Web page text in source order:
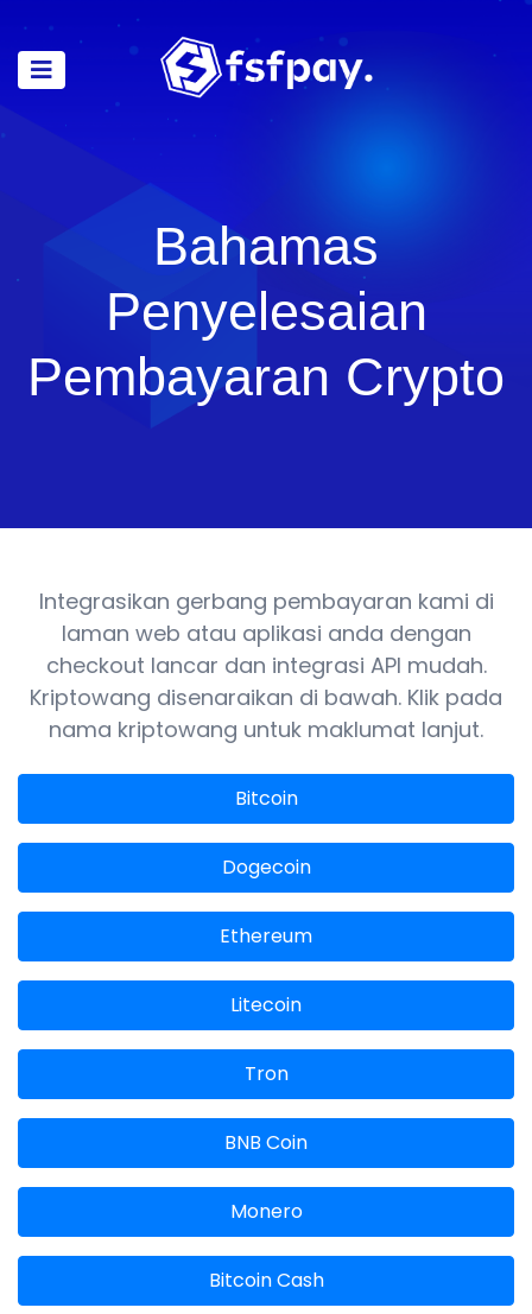
Bahamas
Penyelesaian
Pembayaran Crypto
Integrasikan gerbang pembayaran kami di
laman web atau aplikasi anda dengan
checkout lancar dan integrasi API mudah.
Kriptowang disenaraikan di bawah. Klik pada
nama kriptowang untuk maklumat lanjut.
Bitcoin
Dogecoin
Ethereum
Litecoin
Tron
BNB Coin
Monero
Bitcoin Cash